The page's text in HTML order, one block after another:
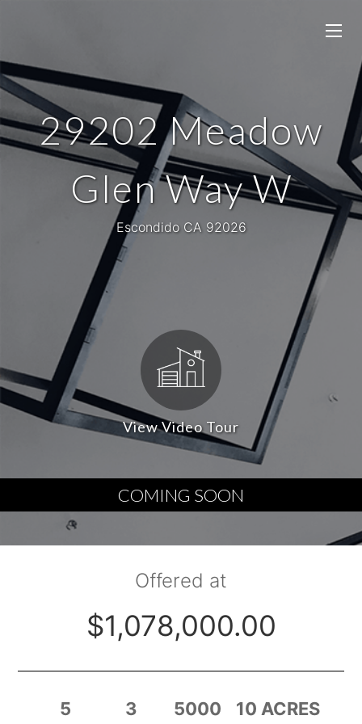
29202 Meadow
Glen Way W
Escondido CA 92026
View Video Tour
COMING SOON
Offered at
$1,078,000.00
5
3
5000
10 ACRES